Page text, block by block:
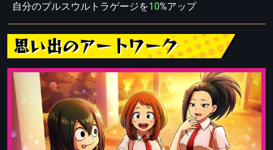
自分のプルスウルトラゲージを10%アップ
思い出のアートワーク